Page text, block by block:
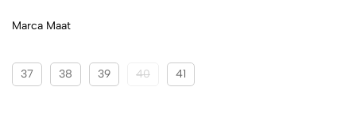
Marca Maat
37 38 39 40 41